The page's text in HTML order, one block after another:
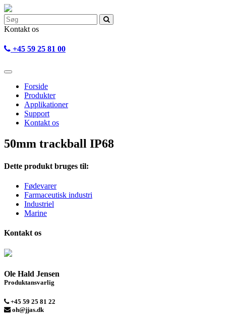
Kontakt os
+45 59 25 81 00
Forside
Produkter
Applikationer
Support
Kontakt os
50mm trackball IP68
Dette produkt bruges til:
Fødevarer
Farmaceutisk industri
Industriel
Marine
Kontakt os
Ole Hald Jensen
Produktansvarlig
+45 59 25 81 22
oh@jjas.dk